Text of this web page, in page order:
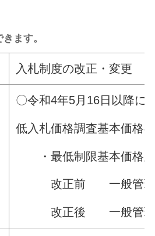
ます。
入札制度の改正・変更
〇令和4年5月16日以降に
低入札価格調査基本価格
・最低制限基本価格及
改正前 一般管理費等
改正後 一般管理費等